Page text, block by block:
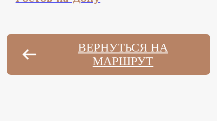
СИБИРЬ
ЮГ
СЕВЕРО-ЗАПАД
ЦЕНТР